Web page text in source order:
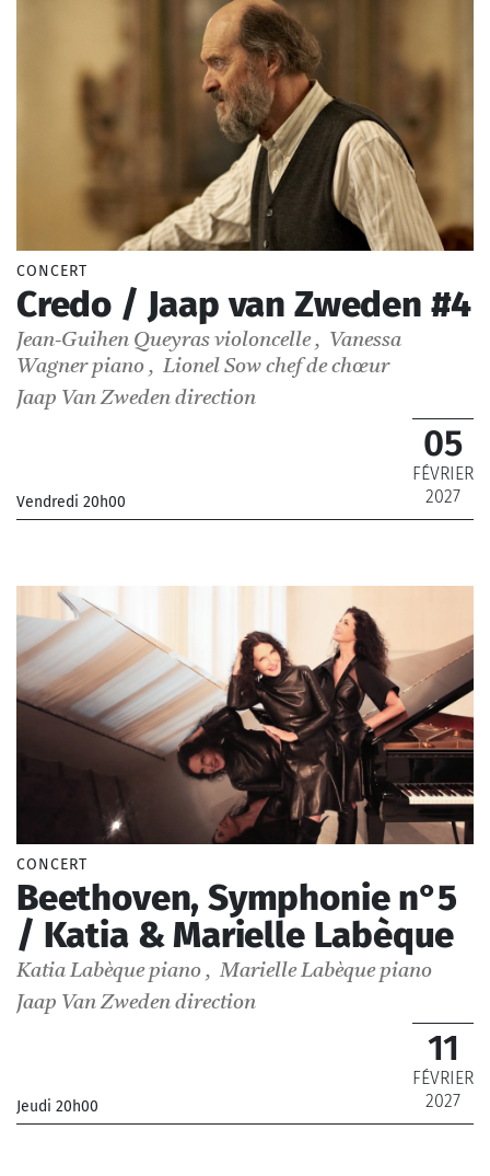
CONCERT
Credo / Jaap van Zweden #4
Jean-Guihen Queyras violoncelle , Vanessa
Wagner piano , Lionel Sow chef de chœur
Jaap Van Zweden direction
Vendredi 20h00
05
FÉVRIER
2027
_ 18 €
CONCERT
Beethoven, Symphonie n°5
/ Katia & Marielle Labèque
Katia Labèque piano , Marielle Labèque piano
Jaap Van Zweden direction
Jeudi 20h00
11
FÉVRIER
2027